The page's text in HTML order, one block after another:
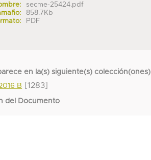
secme-25424.pdf
858.7Kb
PDF
en la(s) siguiente(s) colección(ones)
B
[1283]
del Documento